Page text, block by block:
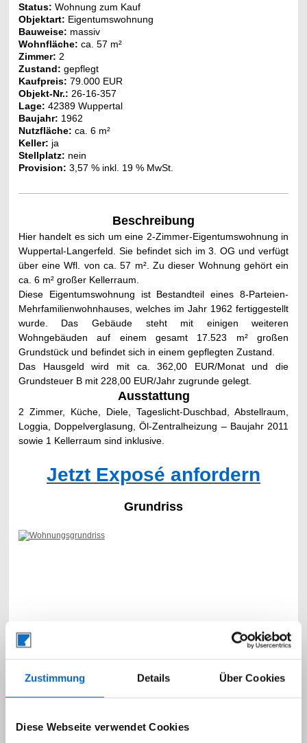
Zustimmung Details Über Cookies
Diese Webseite verwendet Cookies
Status: Wohnung zum Kauf
Objektart: Eigentumswohnung
Bauweise: massiv
Wohnfläche: ca. 57 m²
Zimmer: 2
Zustand: gepflegt
Kaufpreis: 79.000 EUR
Objekt-Nr.: 26-16-357
Lage: 42389 Wuppertal
Baujahr: 1962
Nutzfläche: ca. 6 m²
Keller: ja
Stellplatz: nein
Provision: 3,57 % inkl. 19 % MwSt.
Beschreibung
Hier handelt es sich um eine 2-Zimmer-Eigentumswohnung in
Wuppertal-Langerfeld. Sie befindet sich im 3. OG und verfügt
über eine Wfl. von ca. 57 m². Zu dieser Wohnung gehört ein
ca. 6 m² großer Kellerraum.
Diese Eigentumswohnung ist Bestandteil eines 8-Parteien-
Mehrfamilienwohnhauses, welches im Jahr 1962 fertiggestellt
wurde. Das Gebäude steht mit einigen weiteren
Wohngebäuden auf einem gesamt 17.523 m² großen
Grundstück und befindet sich in einem gepflegten Zustand.
Das Hausgeld wird mit ca. 362,00 EUR/Monat und die
Grundsteuer B mit 228,00 EUR/Jahr zugrunde gelegt.
Ausstattung
2 Zimmer, Küche, Diele, Tageslicht-Duschbad, Abstellraum,
Loggia, Doppelverglasung, Öl-Zentralheizung – Baujahr 2011
sowie 1 Kellerraum sind inklusive.
Jetzt Exposé anfordern
Grundriss